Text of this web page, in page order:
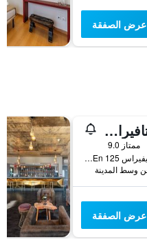
عرض الصفقة
أوزادي تافيرا هوتل
ممتاز 9.0
كينتا داس اوليفيراس En 125, تافيرا, منطقة فارو, البرتغال
عرض الصفقة